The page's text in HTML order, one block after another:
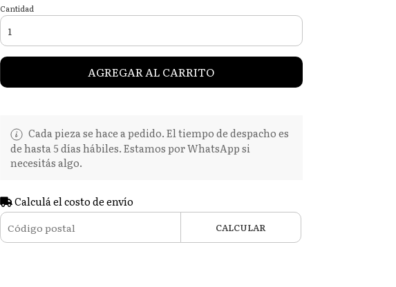
Cantidad
AGREGAR AL CARRITO
Cada pieza se hace a pedido. El tiempo de despacho es
de hasta 5 días hábiles. Estamos por WhatsApp si
necesitás algo.
Calculá el costo de envío
CALCULAR